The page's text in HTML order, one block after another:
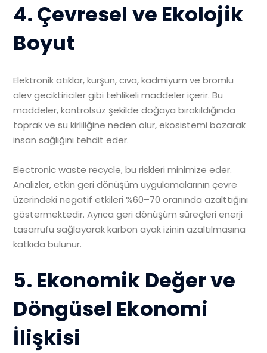
4. Çevresel ve Ekolojik
Boyut
Elektronik atıklar, kurşun, cıva, kadmiyum ve bromlu
alev geciktiriciler gibi tehlikeli maddeler içerir. Bu
maddeler, kontrolsüz şekilde doğaya bırakıldığında
toprak ve su kirliliğine neden olur, ekosistemi bozarak
insan sağlığını tehdit eder.
Electronic waste recycle, bu riskleri minimize eder.
Analizler, etkin geri dönüşüm uygulamalarının çevre
üzerindeki negatif etkileri %60–70 oranında azalttığını
göstermektedir. Ayrıca geri dönüşüm süreçleri enerji
tasarrufu sağlayarak karbon ayak izinin azaltılmasına
katkıda bulunur.
5. Ekonomik Değer ve
Döngüsel Ekonomi
İlişkisi